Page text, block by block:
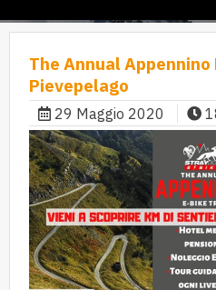
The Annual Appennino
Pievepelago
29 Maggio 2020